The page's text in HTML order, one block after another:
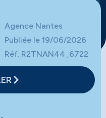
Agence Nantes
Publiée le 19/06/2026
Réf. R2TNAN44_6722